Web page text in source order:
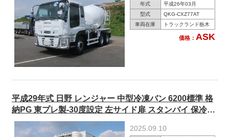
年式
平成26年03月
型式
QKG-CXZ77AT
車両在庫
トラックランド栃木
価格： ASK
平成29年式 日野 レンジャー 中型冷凍バン 6200標準 格
納PG 東プレ製-30度設定 左サイド扉 スタンバイ 保冷カ
ーテン付 240馬力
2025.09.10